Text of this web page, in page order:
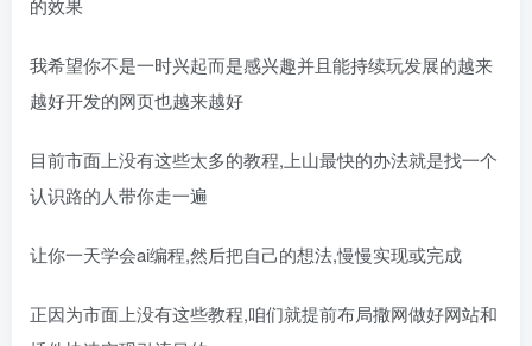
我希望你不是一时兴起而是感兴趣并且能持续玩发展的越来
越好开发的网页也越来越好
目前市面上没有这些太多的教程,上山最快的办法就是找一个
认识路的人带你走一遍
让你一天学会ai编程,然后把自己的想法,慢慢实现或完成
正因为市面上没有这些教程,咱们就提前布局撒网做好网站和